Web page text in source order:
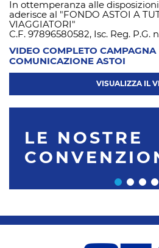
In ottemperanza alle
aderisce al "FONDO ASTOI A
VIAGGIATORI"
C.F. 97896580582, Isc. Reg. P.G.
VIDEO COMPLETO CAMPAGNA
COMUNICAZIONE ASTOI
VISUALIZZA IL
LE NOSTRE